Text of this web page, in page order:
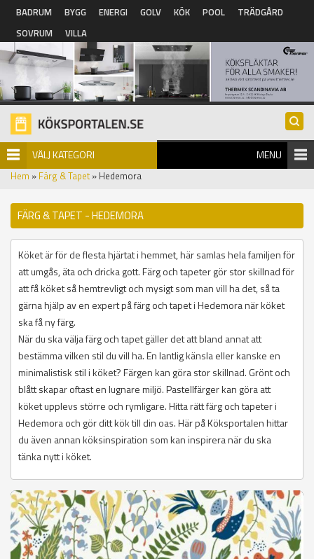
Hoppa till huvudinnehåll
BADRUM BYGG ENERGI GOLV KÖK POOL
TRÄDGÅRD
SOVRUM
VILLA
VÄLJ KATEGORI MENU
Hem » Färg & Tapet» Hedemora
FÄRG & TAPET - HEDEMORA
Köket är för de flesta hjärtat i hemmet, här samlas hela familjen för
att umgås, äta och dricka gott. Färg och tapeter gör stor skillnad för
att få köket så hemtrevligt och mysigt som man vill ha det, så ta
gärna hjälp av en expert på färg och tapet i Hedemora när köket
ska få ny färg.
När du ska välja färg och tapet gäller det att bland annat att
bestämma vilken stil du vill ha. En lantlig känsla eller kanske en
minimalistisk stil i köket? Färgen kan göra stor skillnad. Grönt och
blått skapar oftast en lugnare miljö. Pastellfärger kan göra att
köket upplevs större och rymligare. Hitta rätt färg och tapeter i
Hedemora och gör ditt kök till din oas. Här på Köksportalen hittar
du även annan köksinspiration som kan inspirera när du ska
tänka nytt i köket.